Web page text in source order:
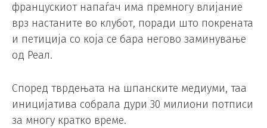
францускиот напаѓач има премногу влијание
врз настаните во клубот, поради што покрената
и петиција со која се бара негово заминување
од Реал.
Според тврдењата на шпанските медиуми, таа
иницијатива собрала дури 30 милиони потписи
за многу кратко време.